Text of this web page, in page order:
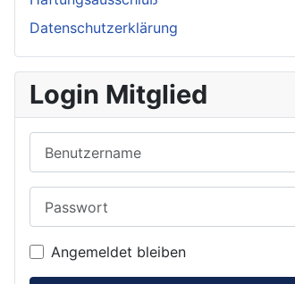
Datenschutzerklärung
Login Mitglied
Angemeldet bleiben